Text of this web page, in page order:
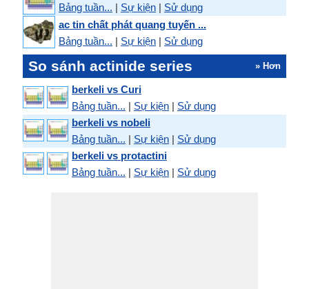
Bảng tuần... | Sự kiện | Sử dụng
ac tin chất phát quang tuyến ...
Bảng tuần... | Sự kiện | Sử dụng
So sánh actinide series » Hơn
berkeli vs Curi
Bảng tuần... | Sự kiện | Sử dụng
berkeli vs nobeli
Bảng tuần... | Sự kiện | Sử dụng
berkeli vs protactini
Bảng tuần... | Sự kiện | Sử dụng